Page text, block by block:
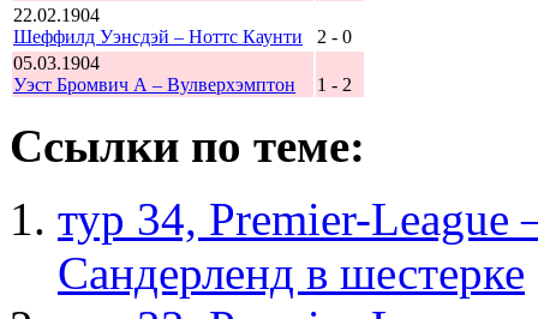
22.02.1904
Шеффилд Уэнсдэй – Ноттс Каунти
2 - 0
05.03.1904
Уэст Бромвич А – Вулверхэмптон
1 - 2
Ссылки по теме:
тур 34, Рremier-
Сандерленд в шестерке